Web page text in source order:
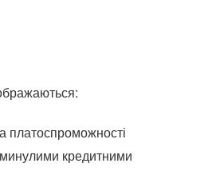
платоспроможності
кредитними